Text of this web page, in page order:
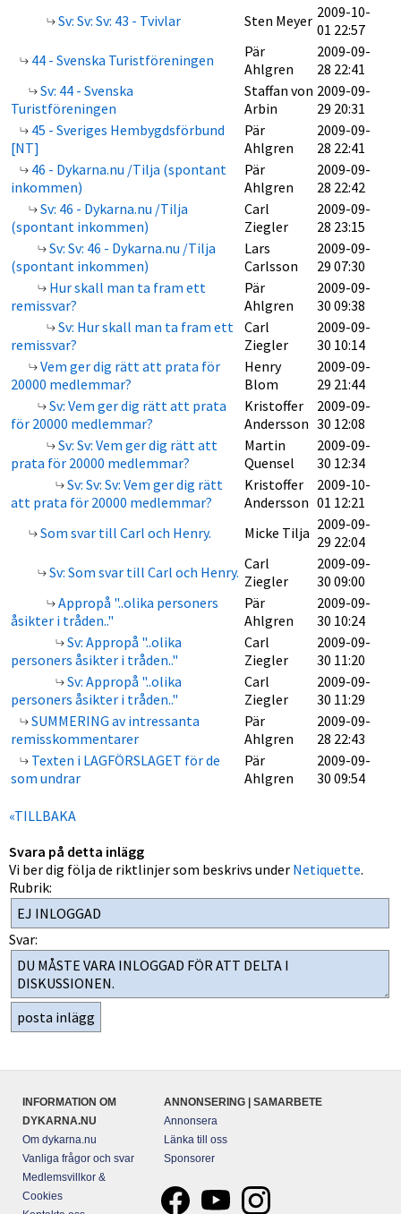
Sv: Sv: Sv: 43 - Tvivlar
Sten Meyer 2009-10-
01 22:57
44 - Svenska Turistföreningen
Pär
Ahlgren
2009-09-
28 22:41
Sv: 44 - Svenska
Turistföreningen
Staffan von
Arbin
2009-09-
29 20:31
45 - Sveriges Hembygdsförbund
[NT]
Pär
Ahlgren
2009-09-
28 22:41
46 - Dykarna.nu /Tilja (spontant
inkommen)
Pär
Ahlgren
2009-09-
28 22:42
Sv: 46 - Dykarna.nu /Tilja
(spontant inkommen)
Carl
Ziegler
2009-09-
28 23:15
Sv: Sv: 46 - Dykarna.nu /Tilja
(spontant inkommen)
Lars
Carlsson
2009-09-
29 07:30
Hur skall man ta fram ett
remissvar?
Pär
Ahlgren
2009-09-
30 09:38
Sv: Hur skall man ta fram ett
remissvar?
Carl
Ziegler
2009-09-
30 10:14
Vem ger dig rätt att prata för
20000 medlemmar?
Henry
Blom
2009-09-
29 21:44
Sv: Vem ger dig rätt att prata
för 20000 medlemmar?
Kristoffer
Andersson
2009-09-
30 12:08
Sv: Sv: Vem ger dig rätt att
prata för 20000 medlemmar?
Martin
Quensel
2009-09-
30 12:34
Sv: Sv: Sv: Vem ger dig rätt
att prata för 20000 medlemmar?
Kristoffer
Andersson
2009-10-
01 12:21
Som svar till Carl och Henry.
Micke Tilja 2009-09-
29 22:04
Sv: Som svar till Carl och Henry. Carl
Ziegler
2009-09-
30 09:00
Appropå "..olika personers
åsikter i tråden.."
Pär
Ahlgren
2009-09-
30 10:24
Sv: Appropå "..olika
personers åsikter i tråden.."
Carl
Ziegler
2009-09-
30 11:20
Sv: Appropå "..olika
personers åsikter i tråden.."
Carl
Ziegler
2009-09-
30 11:29
SUMMERING av intressanta
remisskommentarer
Pär
Ahlgren
2009-09-
28 22:43
Texten i LAGFÖRSLAGET för de
som undrar
Pär
Ahlgren
2009-09-
30 09:54
«TILLBAKA
Svara på detta inlägg
Vi ber dig följa de riktlinjer som beskrivs under Netiquette.
Rubrik:
Svar:
INFORMATION OM
DYKARNA.NU
Om dykarna.nu
Vanliga frågor och svar
Medlemsvillkor &
Cookies
ANNONSERING | SAMARBETE
Annonsera
Länka till oss
Sponsorer